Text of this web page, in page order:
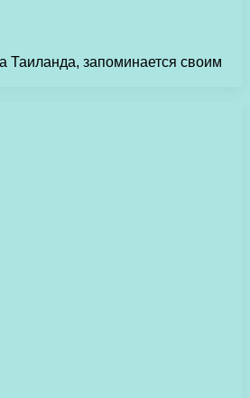
Таиланда, запоминается своим